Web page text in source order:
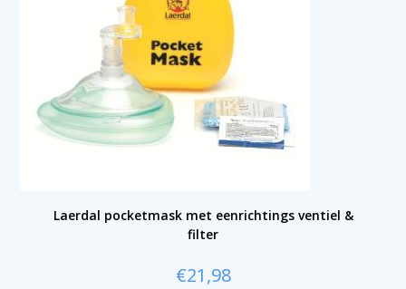
Laerdal pocketmask met eenrichtings ventiel &
filter
€21,98